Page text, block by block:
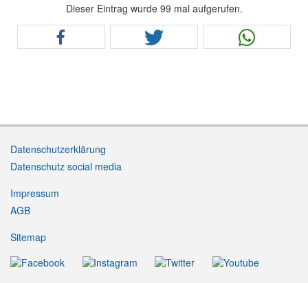
Dieser Eintrag wurde 99 mal aufgerufen.
Datenschutzerklärung
Datenschutz social media
Impressum
AGB
Sitemap